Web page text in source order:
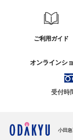
ご利用ガイド
オンラインシ
受付時
小田